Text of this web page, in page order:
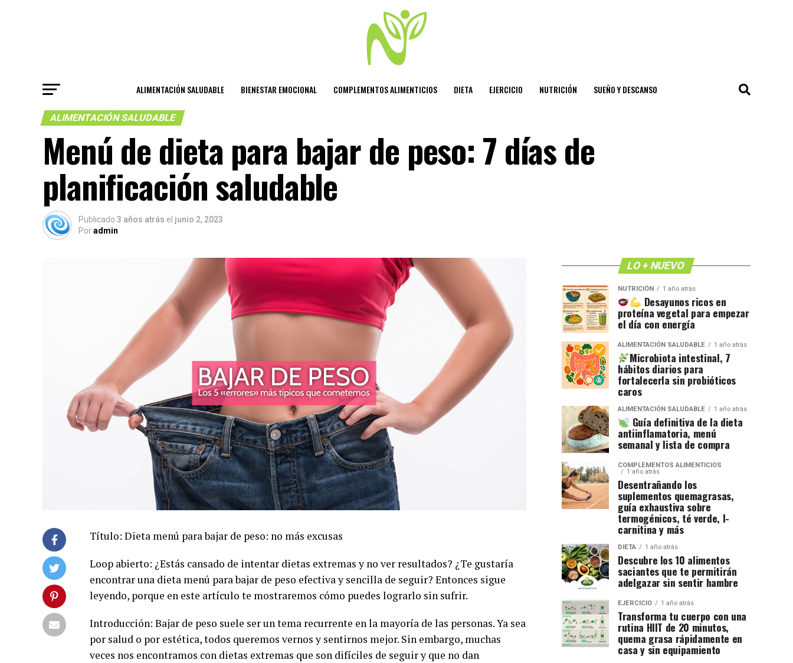
ALIMENTACIÓN SALUDABLE BIENESTAR EMOCIONAL COMPLEMENTOS ALIMENTICIOS DIETA EJERCICIO NUTRICIÓN SUEÑO Y DESCANSO
ALIMENTACIÓN SALUDABLE
Menú de dieta para bajar de peso: 7 días de
planificación saludable
Publicado 3 años atrás el junio 2, 2023
Poradmin
Título: Dieta menú para bajar de peso: no más excusas
Loop abierto: ¿Estás cansado de intentar dietas extremas y no ver resultados? ¿Te gustaría
encontrar una dieta menú para bajar de peso efectiva y sencilla de seguir? Entonces sigue
leyendo, porque en este artículo te mostraremos cómo puedes lograrlo sin sufrir.
Introducción: Bajar de peso suele ser un tema recurrente en la mayoría de las personas. Ya sea
por salud o por estética, todos queremos vernos y sentirnos mejor. Sin embargo, muchas
veces nos encontramos con dietas extremas que son difíciles de seguir y que no dan
LO + NUEVO
NUTRICIÓN 1 año atrás
Desayunos ricos en
proteína vegetal para empezar
el día con energía
ALIMENTACIÓN SALUDABLE 1 año atrás
Microbiota intestinal, 7
hábitos diarios para
fortalecerla sin probióticos
caros
ALIMENTACIÓN SALUDABLE 1 año atrás
Guía definitiva de la dieta
antiinflamatoria, menú
semanal y lista de compra
COMPLEMENTOS ALIMENTICIOS
1 año atrás
Desentrañando los
suplementos quemagrasas,
guía exhaustiva sobre
termogénicos, té verde, l-
carnitina y más
DIETA 1 año atrás
Descubre los 10 alimentos
saciantes que te permitirán
adelgazar sin sentir hambre
EJERCICIO 1 año atrás
Transforma tu cuerpo con una
rutina HIIT de 20 minutos,
quema grasa rápidamente en
casa y sin equipamiento